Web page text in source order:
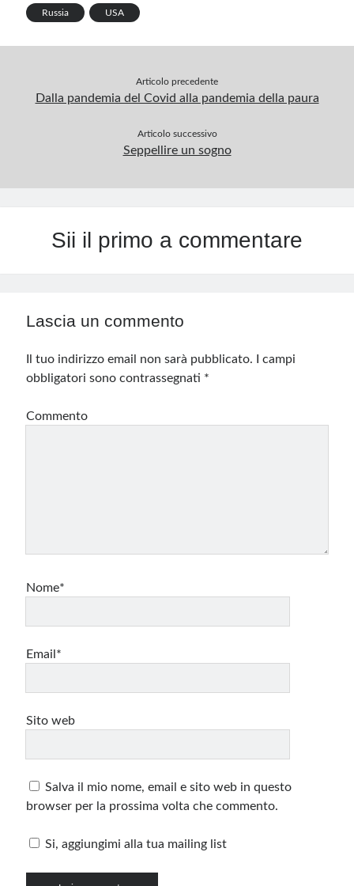
Russia USA
Articolo precedente
Dalla pandemia del Covid alla pandemia della paura
Articolo successivo
Seppellire un sogno
Sii il primo a commentare
Lascia un commento
Il tuo indirizzo email non sarà pubblicato.
I campi
obbligatori sono contrassegnati *
Commento
Nome*
Email*
Sito web
Salva il mio nome, email e sito web in questo
browser per la prossima volta che commento.
Si, aggiungimi alla tua mailing list